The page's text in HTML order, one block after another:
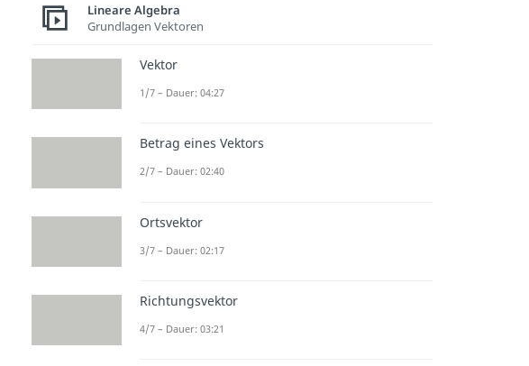
Lineare Algebra
Grundlagen Vektoren
Vektor
1/7 – Dauer: 04:27
Betrag eines Vektors
2/7 – Dauer: 02:40
Ortsvektor
3/7 – Dauer: 02:17
Richtungsvektor
4/7 – Dauer: 03:21